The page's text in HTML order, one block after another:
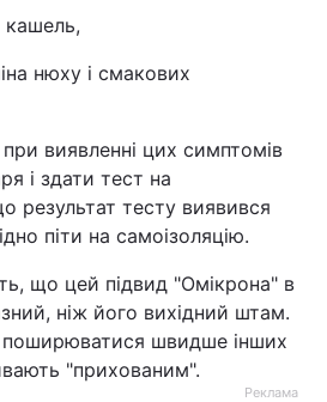
кашель,
нюху і смакових
виявленні цих симптомів
і здати тест на
результат тесту виявився
піти на самоізоляцію.
що цей підвид "Омікрона" в
ніж його вихідний штам.
поширюватися швидше інших
"прихованим".
Реклама